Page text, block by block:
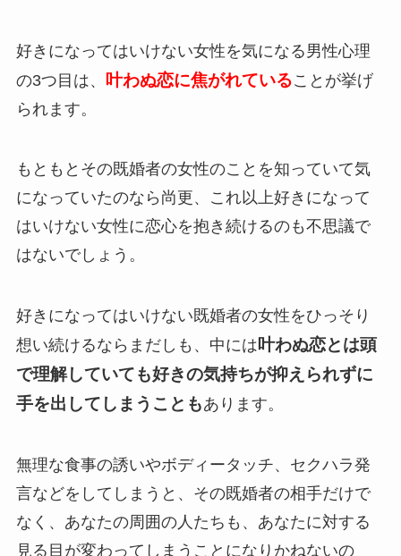
好きになってはいけない女性を気になる男性心理
の3つ目は、 叶わぬ恋に焦がれていることが挙げ
られます。
もともとその既婚者の女性のことを知っていて気
になっていたのなら尚更、これ以上好きになって
はいけない女性に恋心を抱き続けるのも不思議で
はないでしょう。
好きになってはいけない既婚者の女性をひっそり
想い続けるならまだしも、中には 叶わぬ恋とは頭
で理解していても好きの気持ちが抑えられずに
手を出してしまうこともあります。
無理な食事の誘いやボディータッチ、セクハラ発
言などをしてしまうと、その既婚者の相手だけで
なく、あなたの周囲の人たちも、あなたに対する
見る目が変わってしまうことになりかねないの